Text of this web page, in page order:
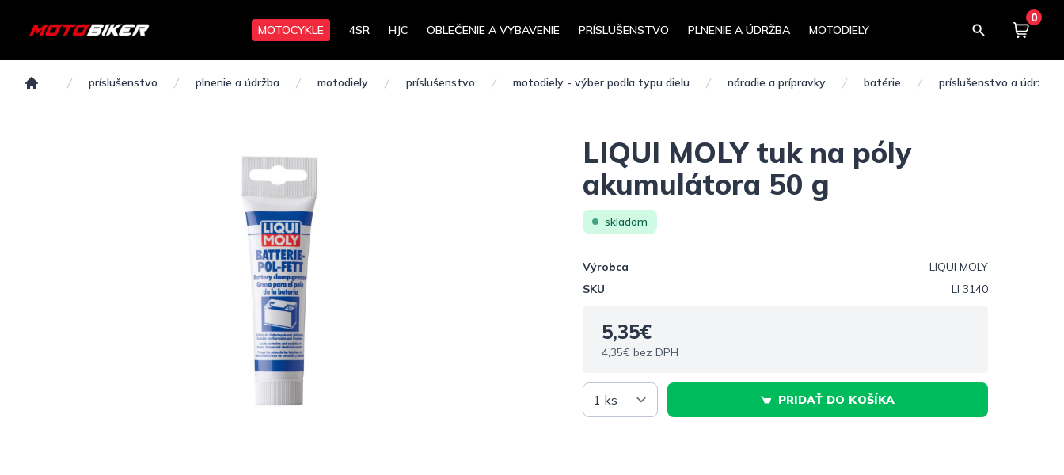
MOTOCYKLE 4SR HJC OBLEČENIE A VYBAVENIE PRÍSLUŠENSTVO PLNENIE A ÚDRŽBA MOTODIELY
0
Košík
príslušenstvo plnenie a údržba motodiely príslušenstvo motodiely - výber podľa typu dielu náradie a prípravky batérie príslušenstvo a údržba
LIQUI MOLY tuk na póly
akumulátora 50 g
skladom
Výrobca
LIQUI MOLY
SKU
LI 3140
5,35€
4,35€ bez DPH
PRIDAŤ DO KOŠÍKA